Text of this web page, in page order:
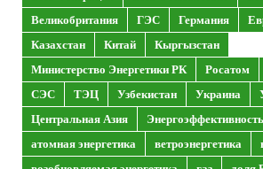
Великобритания
ГЭС Германия
Казахстан
Китай
Кыргызстан
Министерство Энергетики РК
Росатом
СЭС
ТЭЦ Узбекистан Украина
Центральная Азия
Энергоэффективность
атомная энергетика
ветроэнергетика